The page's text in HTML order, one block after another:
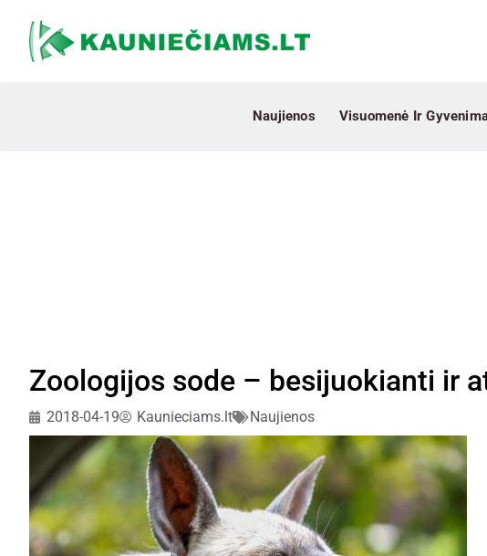
Naujienos Visuomenė Ir
Zoologijos sode – besijuokianti ir
2018-04-19 Kaunieciams.lt Naujienos